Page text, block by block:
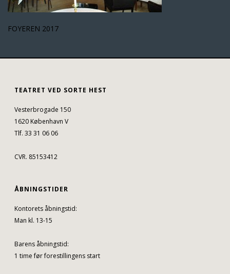
FOYEREN 2017
TEATRET VED SORTE HEST
Vesterbrogade 150
1620 København V
Tlf. 33 31 06 06
CVR. 85153412
ÅBNINGSTIDER
Kontorets åbningstid:
Man kl. 13-15
Barens åbningstid:
1 time før forestillingens start